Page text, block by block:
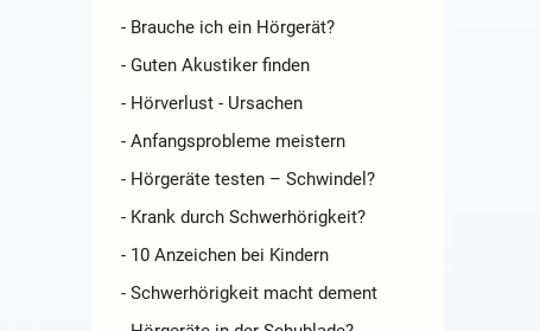
- Brauche ich ein Hörgerät?
- Guten Akustiker finden
- Hörverlust - Ursachen
- Anfangsprobleme meistern
- Hörgeräte testen – Schwindel?
- Krank durch Schwerhörigkeit?
- 10 Anzeichen bei Kindern
- Schwerhörigkeit macht dement